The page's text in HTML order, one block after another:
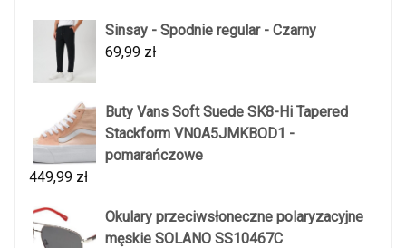
Sinsay - Spodnie regular - Czarny
69,99 zł
Buty Vans Soft Suede SK8-Hi Tapered
Stackform VN0A5JMKBOD1 -
pomarańczowe
449,99 zł
Okulary przeciwsłoneczne polaryzacyjne
męskie SOLANO SS10467C